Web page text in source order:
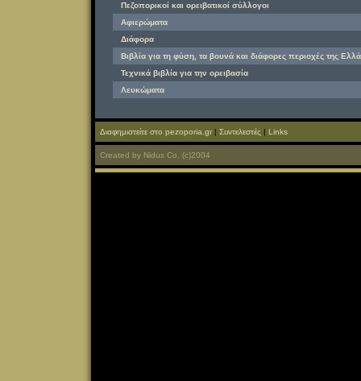
Πεζοπορικοί και ορειβατικοί σύλλογοι
Αφιερώματα
Διάφορα
Βιβλία για τη φύση, τα βουνά και διάφορες περιοχές της
Τεχνικά βιβλία για την ορειβασία
Λευκώματα
Διαφημιστείτε στο pezoporia.gr | Συντελεστές | Links
Created by Nidus Co. (c)2004